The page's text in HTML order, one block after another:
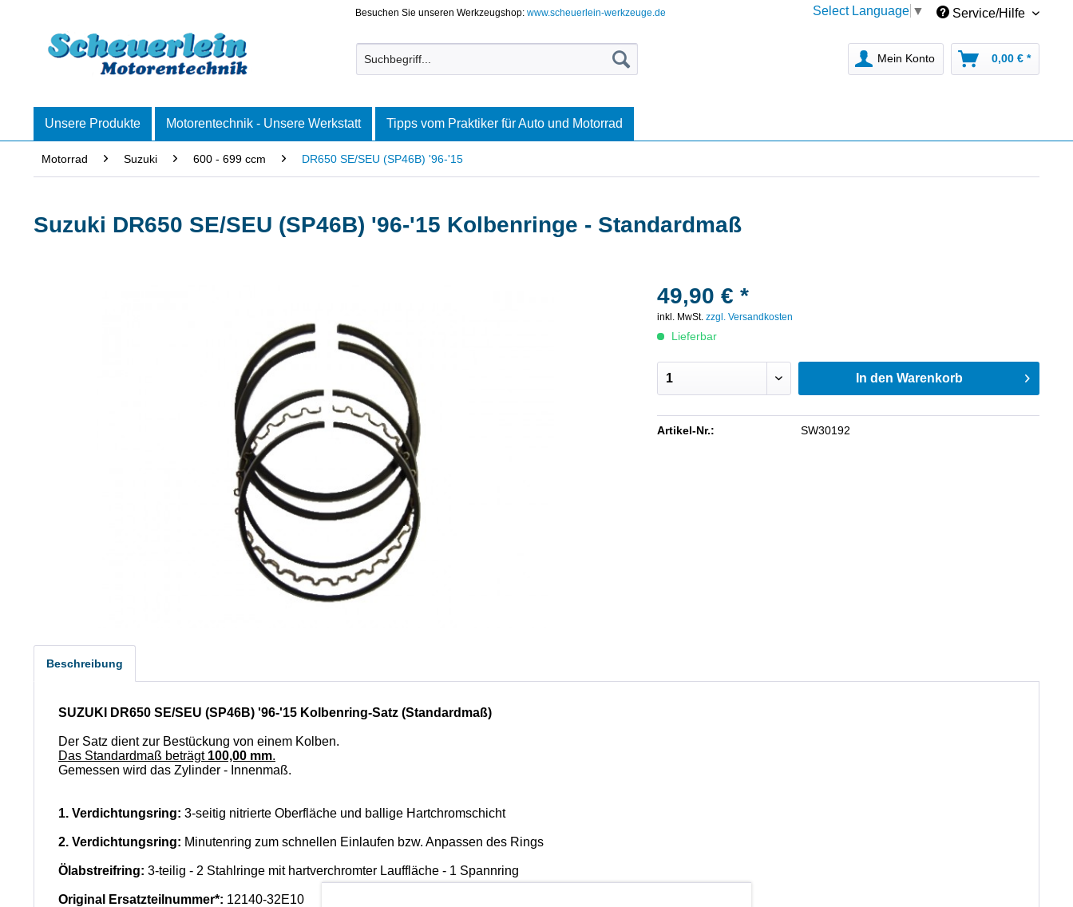
Besuchen Sie unseren Werkzeugshop:www.scheuerlein-werkzeuge.de Select Language ▼ Service/Hilfe
Mein Konto 0,00 € *
Unsere Produkte Motorentechnik - Unsere Werkstatt Tipps vom Praktiker für Auto und Motorrad
Motorrad Suzuki 600 - 699 ccm DR650 SE/SEU (SP46B) '96-'15
Suzuki DR650 SE/SEU (SP46B) '96-'15 Kolbenringe - Standardmaß
49,90 € *
inkl. MwSt.zzgl. Versandkosten
Lieferbar
In den Warenkorb
Artikel-Nr.: SW30192
Beschreibung
SUZUKI DR650 SE/SEU (SP46B) '96-'15 Kolbenring-Satz (Standardmaß)
Der Satz dient zur Bestückung von einem Kolben.
Das Standardmaß beträgt 100,00 mm.
Gemessen wird das Zylinder - Innenmaß.
1. Verdichtungsring: 3-seitig nitrierte Oberfläche und ballige Hartchromschicht
2. Verdichtungsring: Minutenring zum schnellen Einlaufen bzw. Anpassen des Rings
Ölabstreifring: 3-teilig - 2 Stahlringe mit hartverchromter Lauffläche - 1 Spannring
Original Ersatzteilnummer*: 12140-32E10